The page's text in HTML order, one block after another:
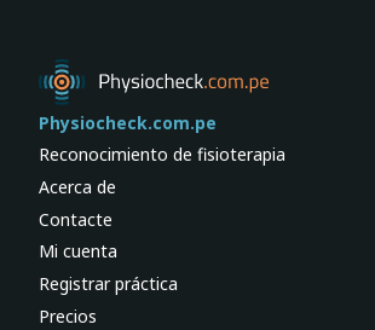
Physiocheck.com.pe
Reconocimiento de fisioterapia
Acerca de
Contacte
Mi cuenta
Registrar práctica
Precios